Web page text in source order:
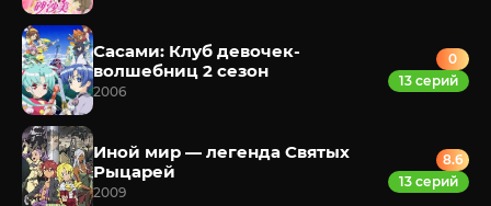
Сасами: Клуб девочек-
волшебниц 2 сезон
2006
0
13 серий
Иной мир — легенда Святых
Рыцарей
2009
8.6
13 серий